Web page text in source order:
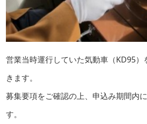
営業当時運行していた気動車（KD95
きます。
募集要項をご確認の上、申込み期間内
す。